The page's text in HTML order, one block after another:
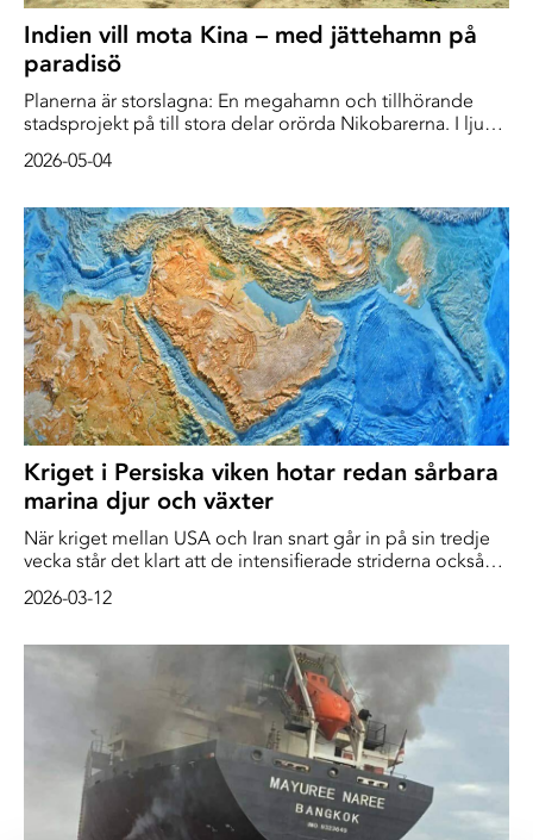
Indien vill mota Kina – med jättehamn på
paradisö
Planerna är storslagna: En megahamn och tillhörande
stadsprojekt på till stora delar orörda Nikobarerna. I ljuset
för handel och försvar. Förstörelse förklädd till utveckling,
2026-05-04
Kriget i Persiska viken hotar redan sårbara
marina djur och växter
När kriget mellan USA och Iran snart går in på sin tredje
vecka står det klart att de intensifierade striderna också
Persiska viken och Omanbukten.
2026-03-12